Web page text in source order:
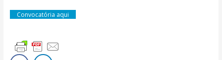
Convocatória aqui